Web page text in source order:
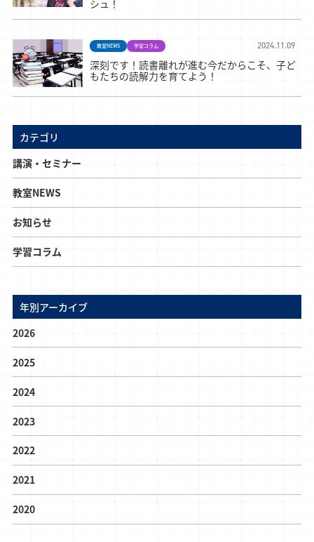
シュ！
教室NEWS 学習コラム 2024.11.09
深刻です！読書離れが進む今だからこそ、子ど
もたちの読解力を育てよう！
カテゴリ
講演・セミナー
教室NEWS
お知らせ
学習コラム
年別アーカイブ
2026
2025
2024
2023
2022
2021
2020